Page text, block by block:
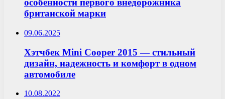
особенности первого внедорожника
британской марки
09.06.2025
Хэтчбек Mini Cooper 2015 — стильный
дизайн, надежность и комфорт в одном
автомобиле
10.08.2022